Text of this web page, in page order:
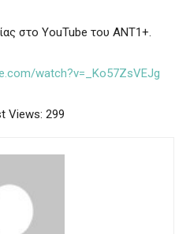
στο YouTube του ΑΝΤ1+.
watch?v=_Ko57ZsVEJg
Views: 299